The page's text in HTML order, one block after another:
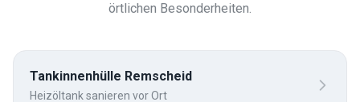
örtlichen Besonderheiten.
Tankinnenhülle Remscheid
Heizöltank sanieren vor Ort